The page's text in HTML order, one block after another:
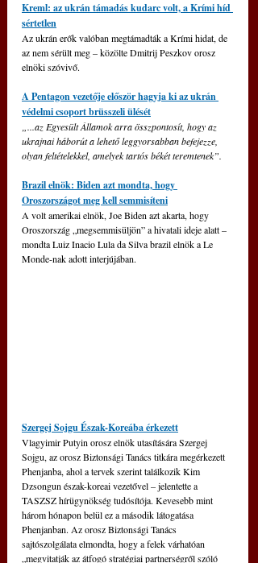
Kreml: az ukrán támadás kudarc volt, a Krími híd
sértetlen
Az ukrán erők valóban megtámadták a Krími hidat, de
az nem sérült meg – közölte Dmitrij Peszkov orosz
elnöki szóvivő.
A Pentagon vezetője először hagyja ki az ukrán
védelmi csoport brüsszeli ülését
„...az Egyesült Államok arra összpontosít, hogy az
ukrajnai háborút a lehető leggyorsabban befejezze,
olyan feltételekkel, amelyek tartós békét teremtenek”.
Brazil elnök: Biden azt mondta, hogy
Oroszországot meg kell semmisíteni
A volt amerikai elnök, Joe Biden azt akarta, hogy
Oroszország „megsemmisüljön” a hivatali ideje alatt –
mondta Luiz Inacio Lula da Silva brazil elnök a Le
Monde-nak adott interjújában.
Szergej Sojgu Észak-Koreába érkezett
Vlagyimir Putyin orosz elnök utasítására Szergej
Sojgu, az orosz Biztonsági Tanács titkára megérkezett
Phenjanba, ahol a tervek szerint találkozik Kim
Dzsongun észak-koreai vezetővel – jelentette a
TASZSZ hírügynökség tudósítója. Kevesebb mint
három hónapon belül ez a második látogatása
Phenjanban. Az orosz Biztonsági Tanács
sajtószolgálata elmondta, hogy a felek várhatóan
„megvitatják az átfogó stratégiai partnerségről szóló